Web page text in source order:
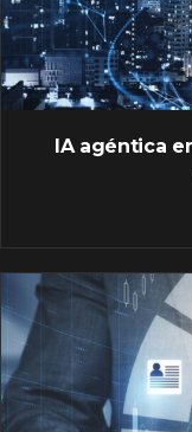
IA agéntica